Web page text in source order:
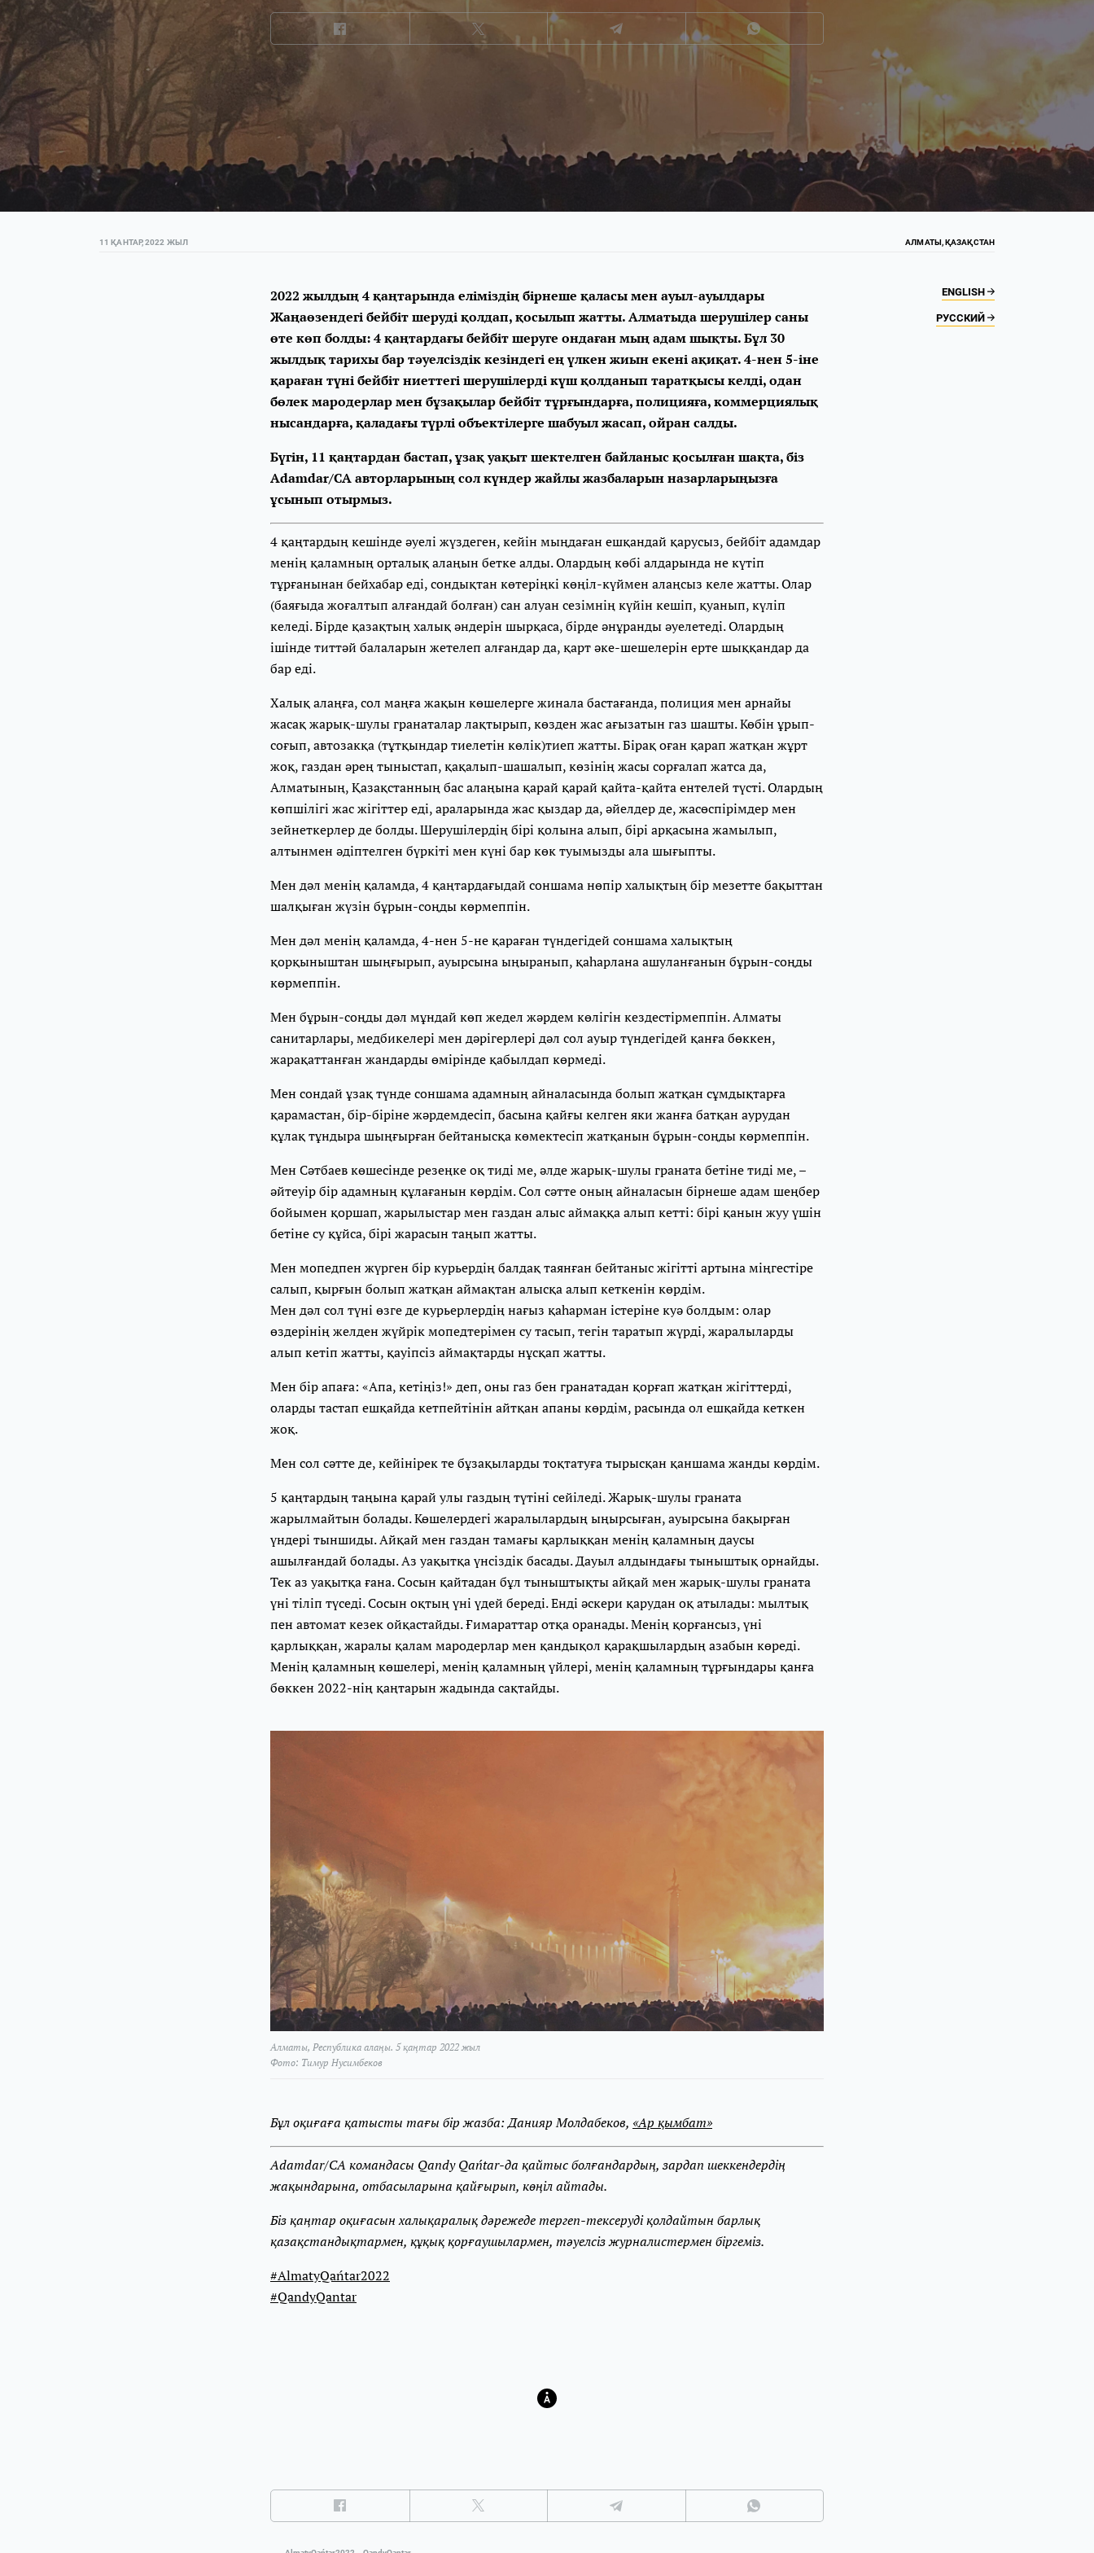
11 ҚАНТАР, 2022 ЖЫЛ АЛМАТЫ, ҚАЗАҚСТАН
ENGLISH
РУССКИЙ
2022 жылдың 4 қаңтарында еліміздің бірнеше қаласы мен ауыл-ауылдары
Жаңаөзендегі бейбіт шеруді қолдап, қосылып жатты. Алматыда шерушілер саны
өте көп болды: 4 қаңтардағы бейбіт шеруге ондаған мың адам шықты. Бұл 30
жылдық тарихы бар тәуелсіздік кезіндегі ең үлкен жиын екені ақиқат. 4-нен 5-іне
қараған түні бейбіт ниеттегі шерушілерді күш қолданып таратқысы келді, одан
бөлек мародерлар мен бұзақылар бейбіт тұрғындарға, полицияға, коммерциялық
нысандарға, қаладағы түрлі объектілерге шабуыл жасап, ойран салды.
Бүгін, 11 қаңтардан бастап, ұзақ уақыт шектелген байланыс қосылған шақта, біз
Adamdar/CA авторларының сол күндер жайлы жазбаларын назарларыңызға
ұсынып отырмыз.
4 қаңтардың кешінде әуелі жүздеген, кейін мыңдаған ешқандай қарусыз, бейбіт адамдар
менің қаламның орталық алаңын бетке алды. Олардың көбі алдарында не күтіп
тұрғанынан бейхабар еді, сондықтан көтеріңкі көңіл-күймен алаңсыз келе жатты. Олар
(баяғыда жоғалтып алғандай болған) сан алуан сезімнің күйін кешіп, қуанып, күліп
келеді. Бірде қазақтың халық әндерін шырқаса, бірде әнұранды әуелетеді. Олардың
ішінде титтәй балаларын жетелеп алғандар да, қарт әке-шешелерін ерте шыққандар да
бар еді.
Халық алаңға, сол маңға жақын көшелерге жинала бастағанда, полиция мен арнайы
жасақ жарық-шулы гранаталар лақтырып, көзден жас ағызатын газ шашты. Көбін ұрып-
соғып, автозакқа (тұтқындар тиелетін көлік)тиеп жатты. Бірақ оған қарап жатқан жұрт
жоқ, газдан әрең тыныстап, қақалып-шашалып, көзінің жасы сорғалап жатса да,
Алматының, Қазақстанның бас алаңына қарай қарай қайта-қайта ентелей түсті. Олардың
көпшілігі жас жігіттер еді, араларында жас қыздар да, әйелдер де, жасөспірімдер мен
зейнеткерлер де болды. Шерушілердің бірі қолына алып, бірі арқасына жамылып,
алтынмен әдіптелген бүркіті мен күні бар көк туымызды ала шығыпты.⠀
Мен дәл менің қаламда, 4 қаңтардағыдай соншама нөпір халықтың бір мезетте бақыттан
шалқыған жүзін бұрын-соңды көрмеппін. ⠀
Мен дәл менің қаламда, 4-нен 5-не қараған түндегідей соншама халықтың
қорқыныштан шыңғырып, ауырсына ыңыранып, қаһарлана ашуланғанын бұрын-соңды
көрмеппін.
Мен бұрын-соңды дәл мұндай көп жедел жәрдем көлігін кездестірмеппін. Алматы
санитарлары, медбикелері мен дәрігерлері дәл сол ауыр түндегідей қанға бөккен,
жарақаттанған жандарды өмірінде қабылдап көрмеді.
Мен сондай ұзақ түнде соншама адамның айналасында болып жатқан сұмдықтарға
қарамастан, бір-біріне жәрдемдесіп, басына қайғы келген яки жанға батқан аурудан
құлақ тұндыра шыңғырған бейтанысқа көмектесіп жатқанын бұрын-соңды көрмеппін.
Мен Сәтбаев көшесінде резеңке оқ тиді ме, әлде жарық-шулы граната бетіне тиді ме, –
әйтеуір бір адамның құлағанын көрдім. Сол сәтте оның айналасын бірнеше адам шеңбер
бойымен қоршап, жарылыстар мен газдан алыс аймаққа алып кетті: бірі қанын жуу үшін
бетіне су құйса, бірі жарасын таңып жатты.
Мен мопедпен жүрген бір курьердің балдақ таянған бейтаныс жігітті артына міңгестіре
салып, қырғын болып жатқан аймақтан алысқа алып кеткенін көрдім.
Мен дәл сол түні өзге де курьерлердің нағыз қаһарман істеріне куә болдым: олар
өздерінің желден жүйрік мопедтерімен су тасып, тегін таратып жүрді, жаралыларды
алып кетіп жатты, қауіпсіз аймақтарды нұсқап жатты.
Мен бір апаға: «Апа, кетіңіз!» деп, оны газ бен гранатадан қорғап жатқан жігіттерді,
оларды тастап ешқайда кетпейтінін айтқан апаны көрдім, расында ол ешқайда кеткен
жоқ.
Мен сол сәтте де, кейінірек те бұзақыларды тоқтатуға тырысқан қаншама жанды көрдім.
5 қаңтардың таңына қарай улы газдың түтіні сейіледі. Жарық-шулы граната
жарылмайтын болады. Көшелердегі жаралылардың ыңырсыған, ауырсына бақырған
үндері тыншиды. Айқай мен газдан тамағы қарлыққан менің қаламның даусы
ашылғандай болады. Аз уақытқа үнсіздік басады. Дауыл алдындағы тыныштық орнайды.
Тек аз уақытқа ғана. Сосын қайтадан бұл тыныштықты айқай мен жарық-шулы граната
үні тіліп түседі. Сосын оқтың үні үдей береді. Енді әскери қарудан оқ атылады: мылтық
пен автомат кезек ойқастайды. Ғимараттар отқа оранады. Менің қорғансыз, үні
қарлыққан, жаралы қалам мародерлар мен қандықол қарақшылардың азабын көреді.
Менің қаламның көшелері, менің қаламның үйлері, менің қаламның тұрғындары қанға
бөккен 2022-нің қаңтарын жадында сақтайды.
Алматы, Республика алаңы. 5 қаңтар 2022 жыл
Фото: Тимур Нусимбеков
Бұл оқиғаға қатысты тағы бір жазба: Данияр Молдабеков, «Ар қымбат»
Adamdar/CA командасы Qandy Qańtar-да қайтыс болғандардың, зардап шеккендердің
жақындарына, отбасыларына қайғырып, көңіл айтады.
Біз қаңтар оқиғасын халықаралық дәрежеде тергеп-тексеруді қолдайтын барлық
қазақстандықтармен, құқық қорғаушылармен, тәуелсіз журналистермен біргеміз.
#AlmatyQańtar2022
#QandyQantar